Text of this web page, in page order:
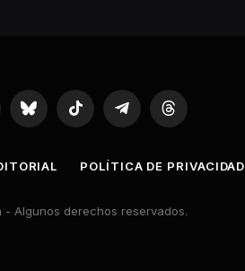
Bluesky TikTok TelegramThreads
POLÍTICA DE PRIVACIDAD
Algunos derechos reservados.